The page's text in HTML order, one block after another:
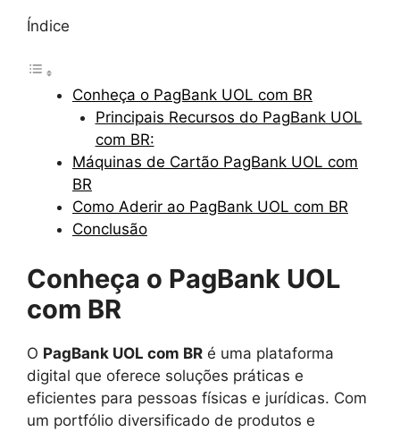
Índice
Conheça o PagBank UOL com BR
Principais Recursos do PagBank UOL
com BR:
Máquinas de Cartão PagBank UOL com
BR
Como Aderir ao PagBank UOL com BR
Conclusão
Conheça o PagBank UOL
com BR
O PagBank UOL com BR é uma plataforma
digital que oferece soluções práticas e
eficientes para pessoas físicas e jurídicas. Com
um portfólio diversificado de produtos e